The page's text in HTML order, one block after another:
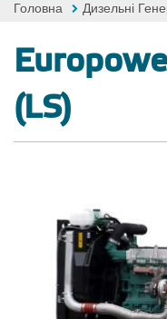
Головна Дизельні
(LS)